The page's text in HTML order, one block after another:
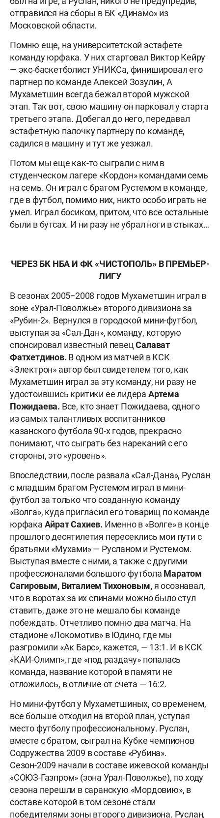
отправился на сборы в БК «Динамо» из
Московской области.
Помню еще, на университетской эстафете
команду юрфака. У них стартовал Виктор Кейру
— экс-баскетболист УНИКСа, финишировал его
партнер по команде Алексей Зозулин, А
Мухаметшин всегда бежал второй мужской
этап. Так вот, свою машину он парковал у старта
третьего этапа. Добегал до него, передавал
эстафетную палочку партнеру по команде,
садился в машину и тут же уезжал.
Потом мы еще как-то сыграли с ним в
студенческом лагере «Кордон» командами семь
на семь. Он играл с братом Рустемом в команде,
где в футбол, помимо них, никто особо играть не
умел. Играл босиком, притом, что все остальные
были в бутсах. И ни разу не убрал ноги в стыках…
ЧЕРЕЗ БК НБА И ФК «ЧИСТОПОЛЬ» В ПРЕМЬЕР-
ЛИГУ
В сезонах 2005−2008 годов Мухаметшин играл в
зоне «Урал-Поволжье» второго дивизиона за
«Рубин-2». Вернулся в городской мини-футбол,
выступая за «Сал-Дан», команду, которую
спонсировал известный певецСалават
Фатхетдинов. В одном из матчей в КСК
«Электрон» автор был свидетелем того, как
Мухаметшин играл за эту команду, ни разу не
удостоившись критики ее лидера Артема
Пожидаева. Все, кто знает Пожидаева, одного
из самых талантливых воспитанников
казанского футбола 90-х годов, прекрасно
понимают, что сыграть без нареканий с его
стороны, это «уровень».
Впоследствии, после развала «Сал-Дана», Руслан
с младшим братом Рустемом играл в мини-
футбол за только что созданную команду
«Волга», куда пригласил его товарищ по команде
юрфака Айрат Сахиев. Именно в «Волге» в конце
прошлого десятилетия пересеклись мои пути с
братьями «Мухами» — Русланом и Рустемом.
Выступая вместе с ними, а также с другими
профессионалами большого футбола Маратом
Сагировым, Виталием Тихоновым,я осознавал,
что в воротах за их спинами можно было стул
ставить, даже это не мешало бы команде
побеждать. Отчетливо помню два матча. На
стадионе «Локомотив» в Юдино, где мы
разгромили «Ак Барс», кажется, — 13:1. И в КСК
«КАИ-Олимп», где «под раздачу» попалась
команда, название которой в памяти не
отложилось, в отличие от счета — 16:2.
Но мини-футбол у Мухаметшиных, со временем,
все больше отходил на второй план, уступая
место футболу профессиональному. Руслан,
вместе с братом, сыграл на Кубке чемпионов
Содружества 2009 в составе «Рубина».
Сезон-2009 начали в составе ижевской команды
«СОЮЗ-Газпром» (зона Урал-Поволжье), по ходу
сезона перешли в саранскую «Мордовию», в
составе которой в том сезоне стали
победителями зоны второго дивизиона. Руслан,